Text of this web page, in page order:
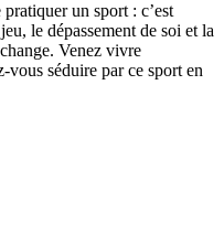
un sport : c’est
le dépassement de soi et la
Venez vivre
vous séduire par ce sport en